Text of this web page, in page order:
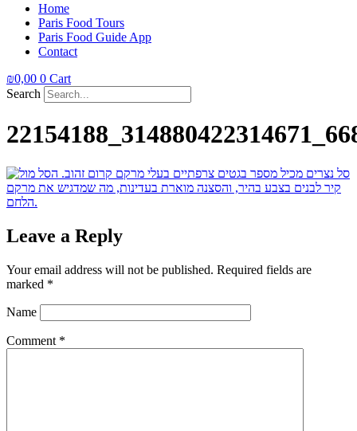
Home
Paris Food Tours
Paris Food Guide App
Contact
₪0,00 0 Cart
Search
Leave a Reply
Your email address will not be published. Required fields are
marked *
Name
Comment *